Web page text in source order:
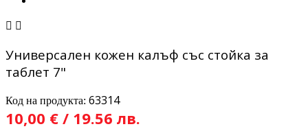
 
Универсален кожен калъф със стойка за
таблет 7"
Код на продукта: 63314
10,00 € / 19.56 лв.